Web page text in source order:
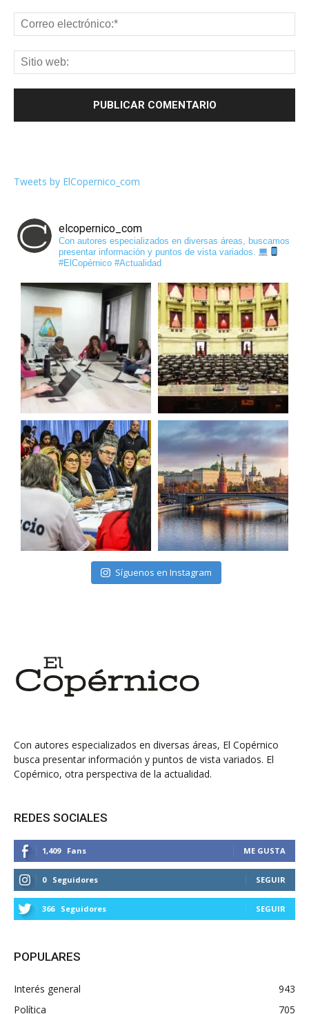
Tweets by ElCopernico_com
elcopernico_com
Con autores especializados en diversas áreas, buscamos
presentar información y puntos de vista variados.
#ElCopérnico #Actualidad
Síguenos en Instagram
Con autores especializados en diversas áreas, El Copérnico
busca presentar información y puntos de vista variados. El
Copérnico, otra perspectiva de la actualidad.
REDES SOCIALES
1,409 Fans ME GUSTA
0 Seguidores SEGUIR
366 Seguidores SEGUIR
POPULARES
Interés general
943
Política
705